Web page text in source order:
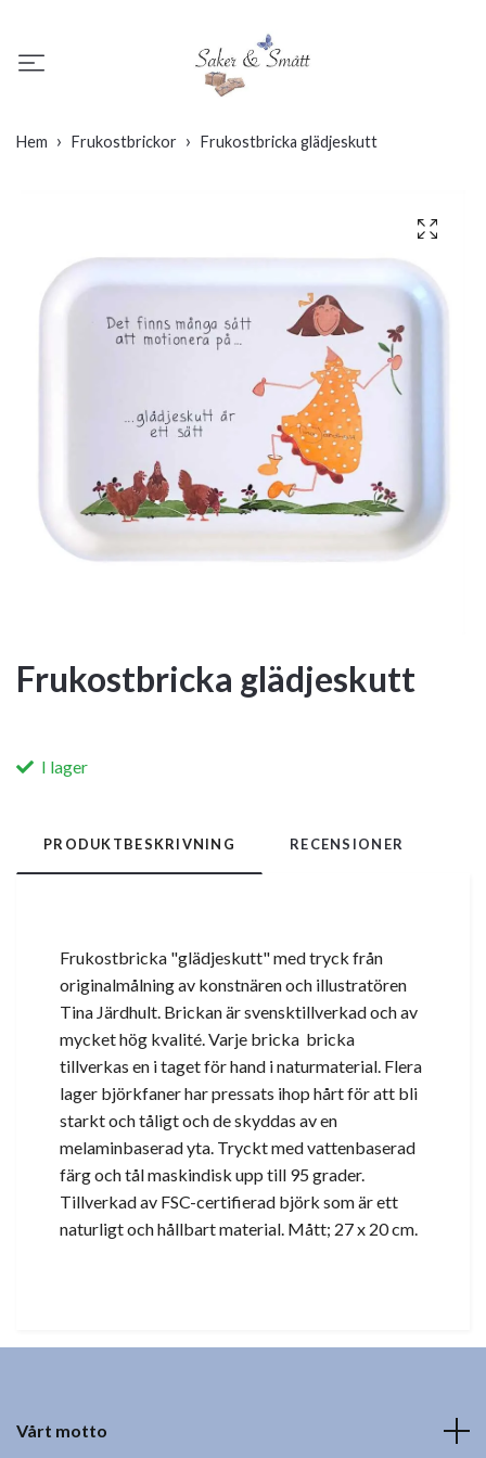
Hem Frukostbrickor Frukostbricka glädjeskutt
Frukostbricka glädjeskutt
I lager
PRODUKTBESKRIVNING RECENSIONER
Frukostbricka "glädjeskutt" med tryck från
originalmålning av konstnären och illustratören
Tina Järdhult. Brickan är svensktillverkad och av
mycket hög kvalité. Varje bricka bricka
tillverkas en i taget för hand i naturmaterial. Flera
lager björkfaner har pressats ihop hårt för att bli
starkt och tåligt och de skyddas av en
melaminbaserad yta. Tryckt med vattenbaserad
färg och tål maskindisk upp till 95 grader.
Tillverkad av FSC-certifierad björk som är ett
naturligt och hållbart material. Mått; 27 x 20 cm.
Vårt motto